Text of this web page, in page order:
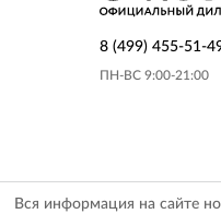
8 (499) 455-51-
ПН-ВС 9:00-21:00
Вся информация на сайте